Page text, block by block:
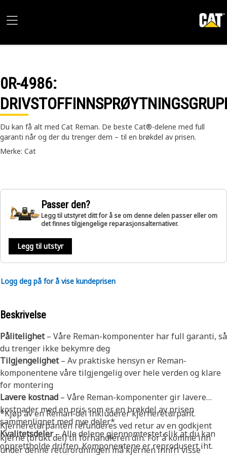
0R-4986:
Du kan få alt med Cat Reman. De beste Cat®-delene med full
garanti når og der du trenger dem – til en brøkdel av prisen.
Merke: Cat
Passer den?
Legg til utstyret ditt for å se om denne delen passer eller om
det finnes tilgjengelige reparasjonsalternativer.
Legg til utstyr
Logg deg på for å vise kundeprisen
Beskrivelse
Pålitelighet– Våre Reman-komponenter har full garanti, så
du trenger ikke bekymre deg
Tilgjengelighet– Av praktiske hensyn er Reman-
komponentene våre tilgjengelig over hele verden og klare
for montering
Lavere kostnad – Våre Reman-komponenter gir lavere
kostnader med en pris som er en brøkdel av prisen
sammenlignet med nye deler*
Kvalitetsdeler– Alle delene gjennomtestet slik at du kan
opprettholde driften. Komponentene er reprodusert iht.
*Kjøp av en Reman-del inkluderer kjernereturpant.
Kjernereturpanten refunderes ved retur av en godkjent
kjerne (brukt del) til forhandleren din. For å komme inn
under denne returordningen må kjernen innfri visse